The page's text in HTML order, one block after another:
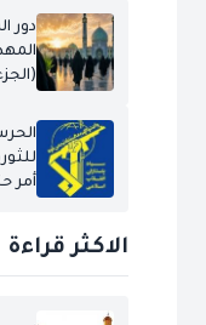
دور
أمر
الاكثر قراءة